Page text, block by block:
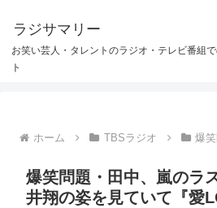
ラジサマリー
お笑い芸人・タレントのラジオ・テレビ番組
ト
ホーム TBSラジオ 爆
爆笑問題・田中、嵐のラ
井翔の姿を見ていて『愛